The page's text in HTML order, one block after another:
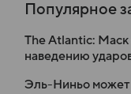
Популярное
The Atlantic: Маск
наведению
Эль-Ниньо может